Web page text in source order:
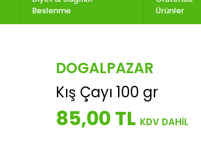
Beslenme
Ürünler
DOGALPAZAR
Kış Çayı 100 gr
85,00 TL